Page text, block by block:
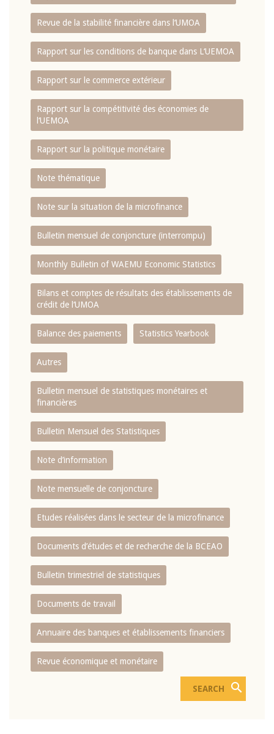
Revue de la stabilité financière dans l‘UMOA
Rapport sur les conditions de banque dans L‘UEMOA
Rapport sur le commerce extérieur
Rapport sur la compétitivité des économies de
l‘UEMOA
Rapport sur la politique monétaire
Note thématique
Note sur la situation de la microfinance
Bulletin mensuel de conjoncture (interrompu)
Monthly Bulletin of WAEMU Economic Statistics
Bilans et comptes de résultats des établissements de
crédit de l‘UMOA
Balance des paiements Statistics Yearbook
Autres
Bulletin mensuel de statistiques monétaires et
financières
Bulletin Mensuel des Statistiques
Note d’information
Note mensuelle de conjoncture
Etudes réalisées dans le secteur de la microfinance
Documents d’études et de recherche de la BCEAO
Bulletin trimestriel de statistiques
Documents de travail
Annuaire des banques et établissements financiers
Revue économique et monétaire